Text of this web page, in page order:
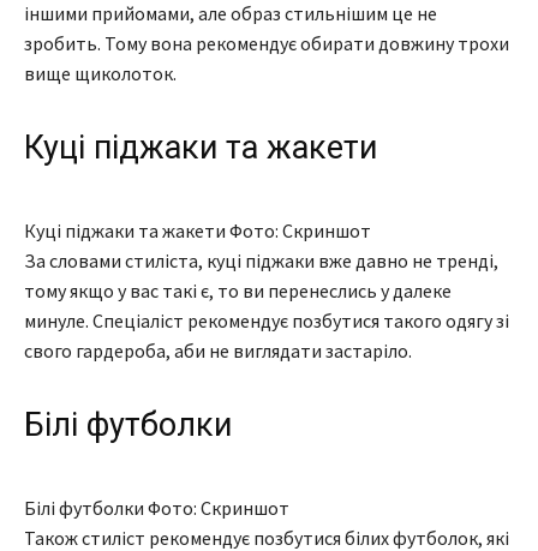
іншими прийомами, але образ стильнішим це не
зробить. Тому вона рекомендує обирати довжину трохи
вище щиколоток.
Куці піджаки та жакети
Куці піджаки та жакети Фото: Скриншот
За словами стиліста, куці піджаки вже давно не тренді,
тому якщо у вас такі є, то ви перенеслись у далеке
минуле. Спеціаліст рекомендує позбутися такого одягу зі
свого гардероба, аби не виглядати застаріло.
Білі футболки
Білі футболки Фото: Скриншот
Також стиліст рекомендує позбутися білих футболок, які